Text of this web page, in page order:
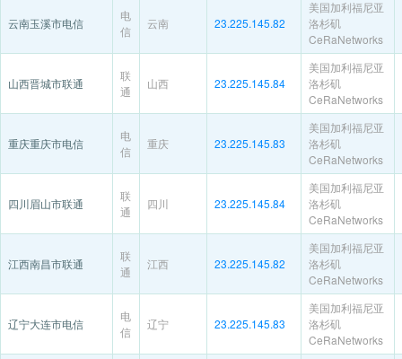
云南玉溪市电信
电
信
云南 23.225.145.82
美国加利福尼亚
洛杉矶
CeRaNetworks
山西晋城市联通
联
通
山西 23.225.145.84
美国加利福尼亚
洛杉矶
CeRaNetworks
重庆重庆市电信
电
信
重庆 23.225.145.83
美国加利福尼亚
洛杉矶
CeRaNetworks
四川眉山市联通
联
通
四川 23.225.145.84
美国加利福尼亚
洛杉矶
CeRaNetworks
江西南昌市联通
联
通
江西 23.225.145.82
美国加利福尼亚
洛杉矶
CeRaNetworks
辽宁大连市电信
电
信
辽宁 23.225.145.83
美国加利福尼亚
洛杉矶
CeRaNetworks